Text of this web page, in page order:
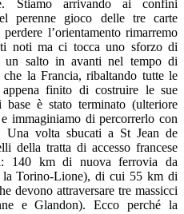
Stiamo arrivando ai confini
perenne gioco delle tre carte
l’orientamento rimarremo
noti ma ci tocca uno sforzo di
un salto in avanti nel tempo di
la Francia, ribaltando tutte le
finito di costruire le sue
è stato terminato (ulteriore
immaginiamo di percorrerlo con
volta sbucati a St Jean de
della tratta di accesso francese
140 km di nuova ferrovia da
Torino-Lione), di cui 55 km di
devono attraversare tre massicci
e Glandon). Ecco perché la